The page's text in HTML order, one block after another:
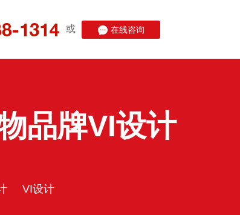
或 在线咨询
品牌VI设计
VI设计